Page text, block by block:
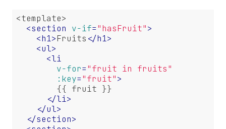
<template>
<section v-if="hasFruit">
<h1>Fruits </h1>
<ul>
<li
v-for="fruit in fruits"
:key="fruit">
</li>
</ul>
</section>